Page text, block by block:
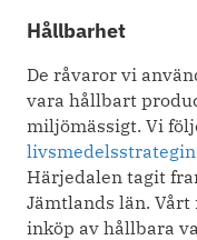
Hållbarhet
De råvaror vi
vara hållbart
miljömässigt. Vi
livsmedelsstrategin
Härjedalen tagit
Jämtlands län.
inköp av hållbara